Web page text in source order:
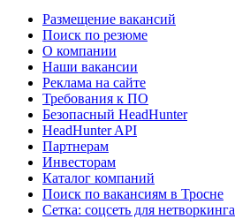
Размещение вакансий
Поиск по резюме
О компании
Наши вакансии
Реклама на сайте
Требования к ПО
Безопасный HeadHunter
HeadHunter API
Партнерам
Инвесторам
Каталог компаний
Поиск по вакансиям в Тросне
Сетка: соцсеть для нетворкинга